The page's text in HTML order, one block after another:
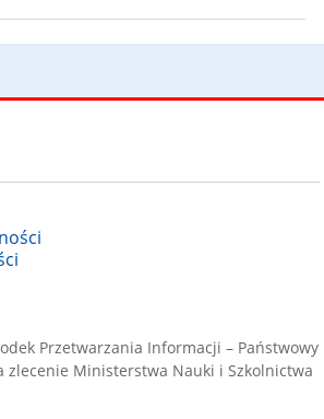
Przetwarzania Informacji – Państwowy
zlecenie Ministerstwa Nauki i Szkolnictwa